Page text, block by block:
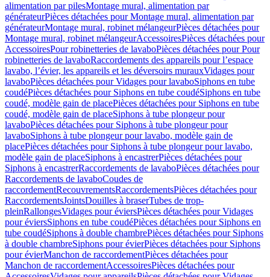
alimentation par pilesMontage mural, alimentation par
générateurPièces détachées pour Montage mural, alimentation par
générateurMontage mural, robinet mélangeurPièces détachées pour
Montage mural, robinet mélangeurAccessoiresPièces détachées pour
AccessoiresPour robinetteries de lavaboPièces détachées pour Pour
robinetteries de lavaboRaccordements des appareils pour l’espace
lavabo, l’évier, les appareils et les déversoirs murauxVidages pour
lavaboPièces détachées pour Vidages pour lavaboSiphons en tube
coudéPièces détachées pour Siphons en tube coudéSiphons en tube
coudé, modèle gain de placePièces détachées pour Siphons en tube
coudé, modèle gain de placeSiphons à tube plongeur pour
lavaboPièces détachées pour Siphons à tube plongeur pour
lavaboSiphons à tube plongeur pour lavabo, modèle gain de
placePièces détachées pour Siphons à tube plongeur pour lavabo,
modèle gain de placeSiphons à encastrerPièces détachées pour
Siphons à encastrerRaccordements de lavaboPièces détachées pour
Raccordements de lavaboCoudes de
raccordementRecouvrementsRaccordementsPièces détachées pour
RaccordementsJointsDouilles à braserTubes de trop-
pleinRallongesVidages pour éviersPièces détachées pour Vidages
pour éviersSiphons en tube coudéPièces détachées pour Siphons en
tube coudéSiphons à double chambrePièces détachées pour Siphons
à double chambreSiphons pour évierPièces détachées pour Siphons
pour évierManchon de raccordementPièces détachées pour
Manchon de raccordementAccessoiresPièces détachées pour